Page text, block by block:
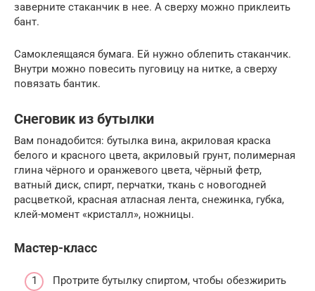
заверните стаканчик в нее. А сверху можно приклеить
бант.
Самоклеящаяся бумага. Ей нужно облепить стаканчик.
Внутри можно повесить пуговицу на нитке, а сверху
повязать бантик.
Снеговик из бутылки
Вам понадобится: бутылка вина, акриловая краска
белого и красного цвета, акриловый грунт, полимерная
глина чёрного и оранжевого цвета, чёрный фетр,
ватный диск, спирт, перчатки, ткань с новогодней
расцветкой, красная атласная лента, снежинка, губка,
клей-момент «кристалл», ножницы.
Мастер-класс
Протрите бутылку спиртом, чтобы обезжирить